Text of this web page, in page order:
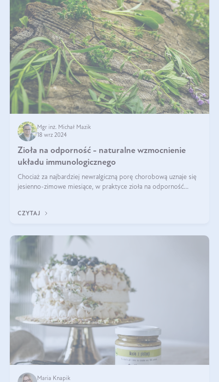
Mgr inż. Michał Mazik
18 wrz 2024
Zioła na odporność - naturalne wzmocnienie
układu immunologicznego
Chociaż za najbardziej newralgiczną porę chorobową uznaje się
jesienno-zimowe miesiące, w praktyce zioła na odporność
CZYTAJ
Maria Knapik